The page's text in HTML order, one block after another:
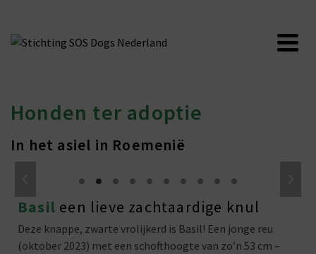
Honden ter adoptie
In het asiel in Roemenië
Basil een lieve zachtaardige knul
Deze knappe, zwarte vrolijkerd is Basil! Een jonge reu
(oktober 2023) met een schofthoogte van zo’n 53 cm –